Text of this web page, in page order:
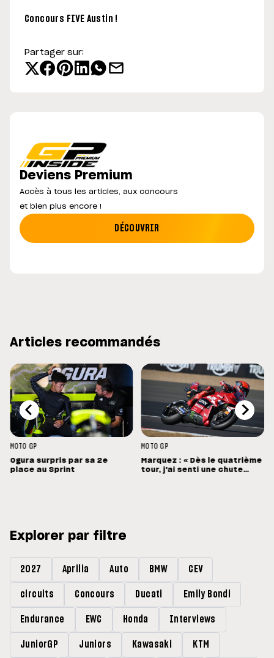
Concours FIVE Austin !
Partager sur:
Deviens Premium
Accès à tous les articles, aux concours
et bien plus encore !
DÉCOUVRIR
Articles recommandés
MOTO GP
Ogura surpris par sa 2e
place au Sprint
MOTO GP
Marquez : « Dès le quatrième
tour, j'ai senti une chute
Explorer par filtre
2027 Aprilia Auto BMW CEV
circuits Concours Ducati Emily Bondi
Endurance EWC Honda Interviews
JuniorGP Juniors Kawasaki KTM